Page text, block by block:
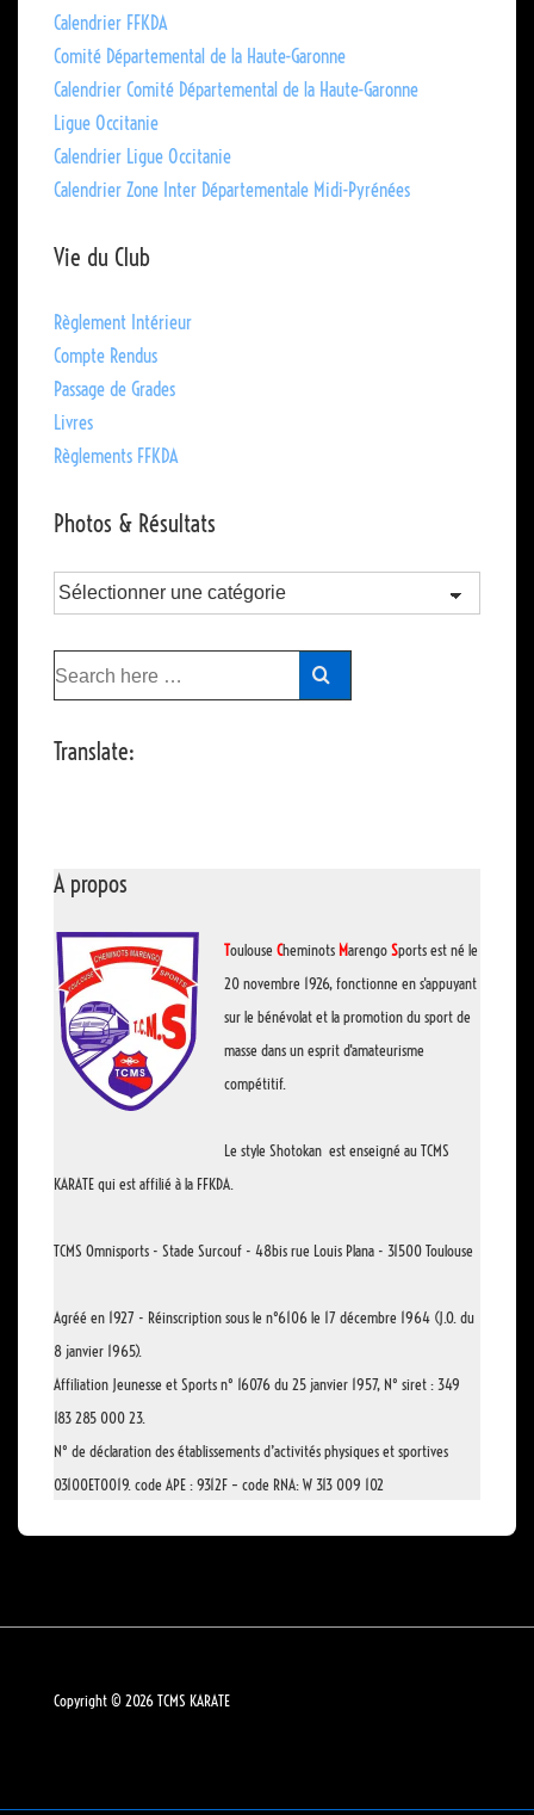
Calendrier FFKDA
Comité Départemental de la Haute-Garonne
Calendrier Comité Départemental de la Haute-Garonne
Ligue Occitanie
Calendrier Ligue Occitanie
Calendrier Zone Inter Départementale Midi-Pyrénées
Vie du Club
Règlement Intérieur
Compte Rendus
Passage de Grades
Livres
Règlements FFKDA
Photos & Résultats
Photos
&
Résultats
Recherche
pour:
Translate:
A propos
Toulouse Cheminots MarengoSports est né le
20 novembre 1926, fonctionne en s'appuyant
sur le bénévolat et la promotion du sport de
masse dans un esprit d'amateurisme
compétitif.
Le style Shotokan est enseigné au TCMS
KARATE qui est affilié à la FFKDA.
TCMS Omnisports - Stade Surcouf - 48bis rue Louis Plana - 31500 Toulouse
Agréé en 1927 - Réinscription sous le n°6106 le 17 décembre 1964 (J.O. du
8 janvier 1965).
Affiliation Jeunesse et Sports n° 16076 du 25 janvier 1957, N° siret : 349
183 285 000 23.
N° de déclaration des établissements d’activités physiques et sportives
03100ET0019. code APE : 9312F – code RNA: W 313 009 102
Copyright © 2026TCMS KARATE